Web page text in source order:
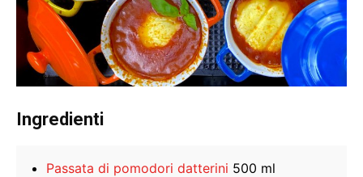
Ingredienti
Passata di pomodori datterini 500 ml